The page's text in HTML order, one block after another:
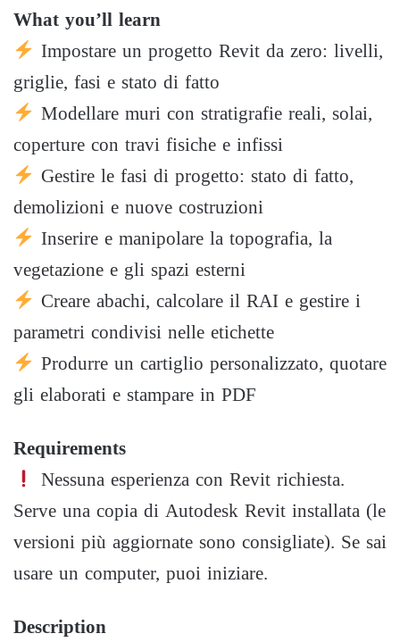
What you’ll learn
Impostare un progetto Revit da zero: livelli,
griglie, fasi e stato di fatto
Modellare muri con stratigrafie reali, solai,
coperture con travi fisiche e infissi
Gestire le fasi di progetto: stato di fatto,
demolizioni e nuove costruzioni
Inserire e manipolare la topografia, la
vegetazione e gli spazi esterni
Creare abachi, calcolare il RAI e gestire i
parametri condivisi nelle etichette
Produrre un cartiglio personalizzato, quotare
gli elaborati e stampare in PDF
Requirements
Nessuna esperienza con Revit richiesta.
Serve una copia di Autodesk Revit installata (le
versioni più aggiornate sono consigliate). Se sai
usare un computer, puoi iniziare.
Description